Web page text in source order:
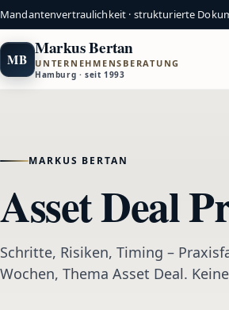
Mandantenvertraulichkeit · strukturierte
MB
Markus Bertan
UNTERNEHMENSBERATUNG
Hamburg · seit 1993
MARKUS BERTAN
Asset Deal
Schritte, Risiken, Timing –
Wochen, Thema Asset Deal.